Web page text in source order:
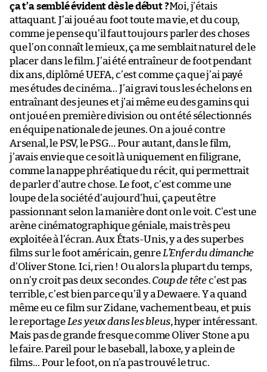
ça t’a semblé évident dès le début ?Moi, j’étais
attaquant. J’ai joué au foot toute ma vie, et du coup,
comme je pense qu’il faut toujours parler des choses
que l’on connaît le mieux, ça me semblait naturel de le
placer dans le film. J’ai été entraîneur de foot pendant
dix ans, diplômé UEFA, c’est comme ça que j’ai payé
mes études de cinéma… J’ai gravi tous les échelons en
entraînant des jeunes et j’ai même eu des gamins qui
ont joué en première division ou ont été sélectionnés
en équipe nationale de jeunes. On a joué contre
Arsenal, le PSV, le PSG… Pour autant, dans le film,
j’avais envie que ce soit là uniquement en filigrane,
comme la nappe phréatique du récit, qui permettrait
de parler d’autre chose. Le foot, c’est comme une
loupe de la société d’aujourd’hui, ça peut être
passionnant selon la manière dont on le voit. C’est une
arène cinématographique géniale, mais très peu
exploitée à l’écran. Aux États-Unis, y a des superbes
films sur le foot américain, genre L’Enfer du dimanche
d’Oliver Stone. Ici, rien ! Ou alors la plupart du temps,
on n’y croit pas deux secondes. Coup de têtec’est pas
terrible, c’est bien parce qu’il y a Dewaere. Y a quand
même eu ce film sur Zidane, vachement beau, et puis
le reportage Les yeux dans les bleus, hyper intéressant.
Mais pas de grande fresque comme Oliver Stone a pu
le faire. Pareil pour le baseball, la boxe, y a plein de
films… Pour le foot, on n’a pas trouvé le truc.